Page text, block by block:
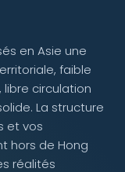
en Asie une
faible
libre circulation
La structure
et vos
hors de Hong
réalités